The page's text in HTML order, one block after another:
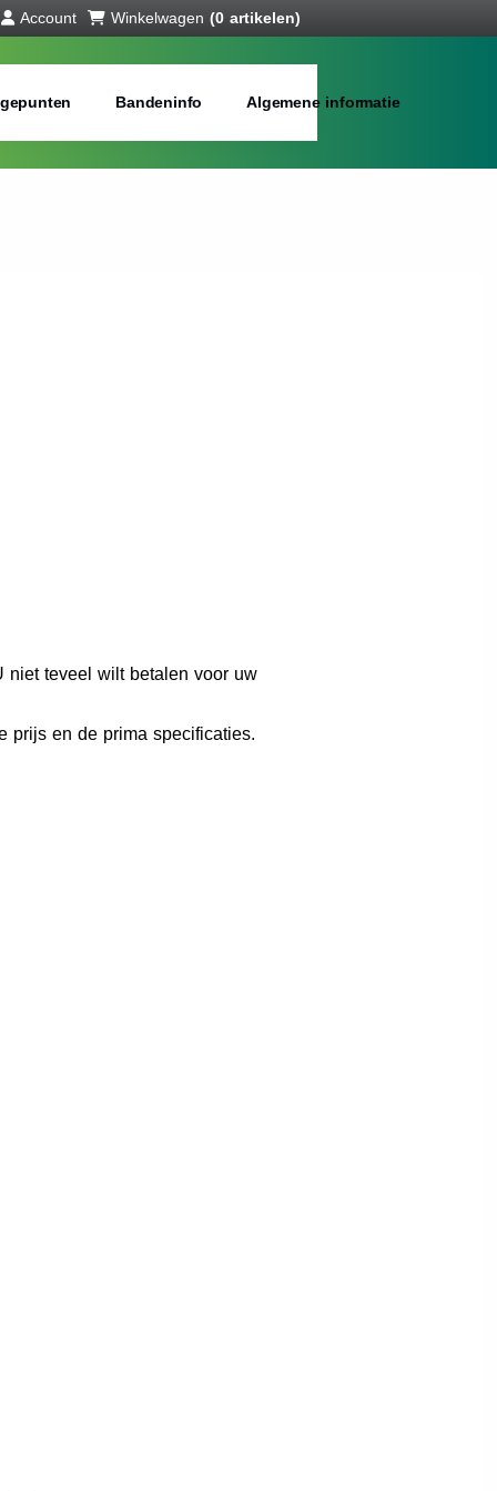
Account Winkelwagen (0 artikelen)
Bandeninfo Algemene informatie
niet teveel wilt betalen voor uw
prijs en de prima specificaties.